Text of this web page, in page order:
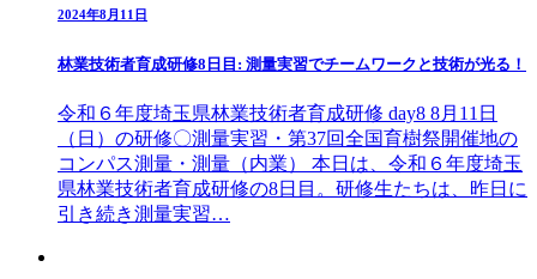
2024年8月11日
林業技術者育成研修8日目: 測量実習でチームワークと技術が光る！
令和６年度埼玉県林業技術者育成研修 day8 8月11日
（日）の研修〇測量実習・第37回全国育樹祭開催地の
コンパス測量・測量（内業） 本日は、令和６年度埼玉
県林業技術者育成研修の8日目。研修生たちは、昨日に
引き続き測量実習…